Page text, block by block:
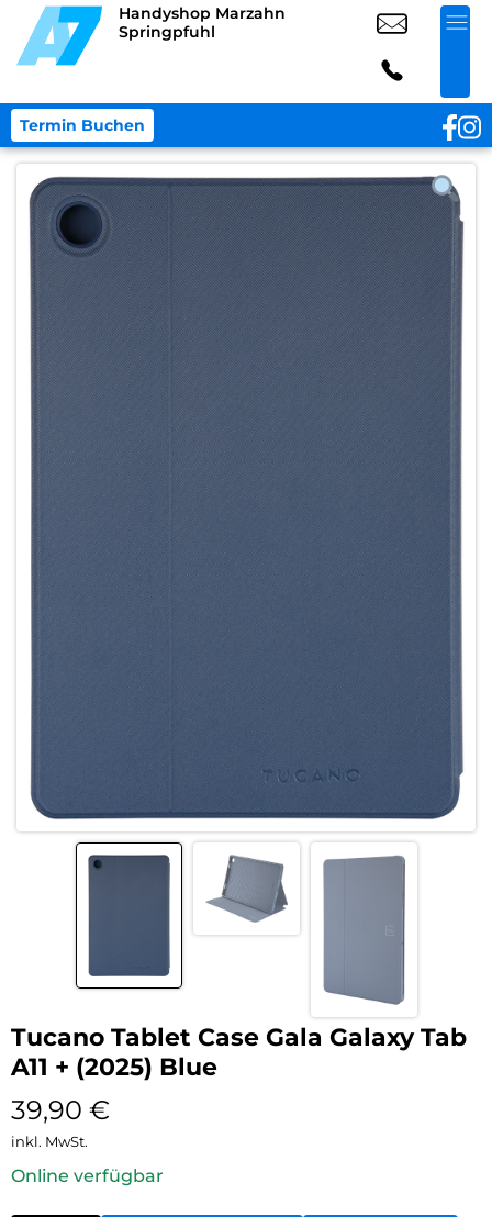
Handyshop Marzahn
Springpfuhl
Termin Buchen
Tucano Tablet Case Gala Galaxy Tab
A11 + (2025) Blue
39,90 €
inkl. MwSt.
Online verfügbar